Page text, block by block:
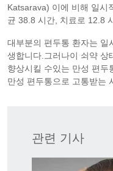
Katsarava) 이에 비해 일시
균 38.8 시간, 치료로 12.8
대부분의 편두통 환자는 일
생합니다.그러나이 쇠약 상
향상시킬 수있는 만성 편두
만성 편두통으로 고통받는
관련 기사